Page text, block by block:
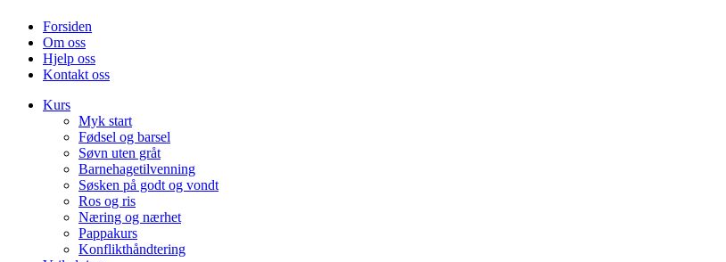
Forsiden
Om oss
Hjelp oss
Kontakt oss
Kurs
Myk start
Fødsel og barsel
Søvn uten gråt
Barnehagetilvenning
Søsken på godt og vondt
Ros og ris
Næring og nærhet
Pappakurs
Konflikthåndtering